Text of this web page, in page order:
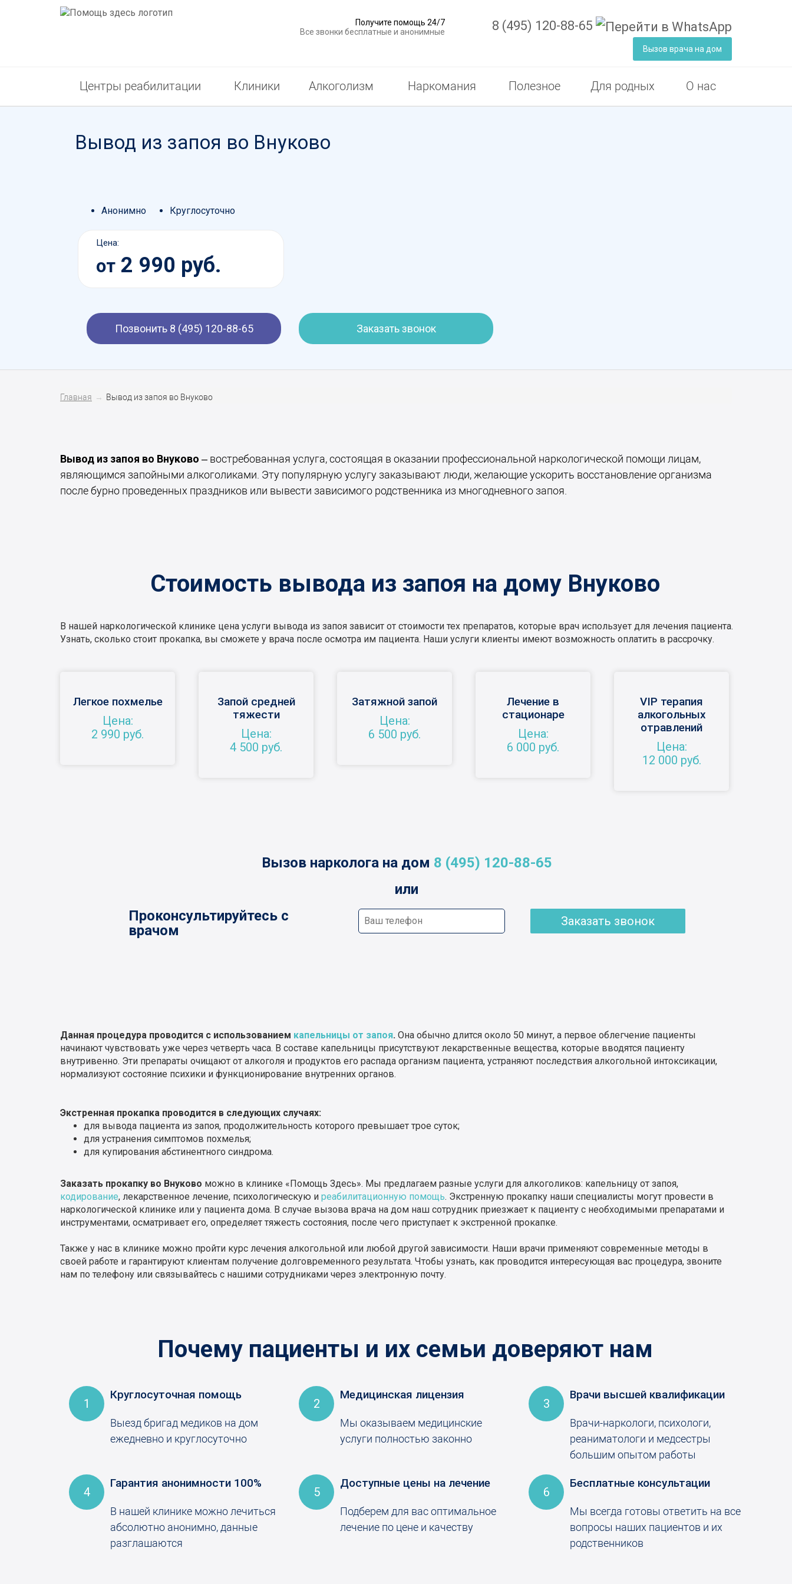
Получите помощь 24/7
Все звонки бесплатные и анонимные
8 (495) 120-88-65
Вызов врача на дом
Центры реабилитации Клиники Алкоголизм Наркомания Полезное Для родных О нас
Вывод из запоя во Внуково
Анонимно Круглосуточно
Цена:
от 2 990 руб.
Позвонить 8 (495) 120-88-65 Заказать звонок
Главная Вывод из запоя во Внуково
Вывод из запоя во Внуково – востребованная услуга, состоящая в оказании профессиональной наркологической помощи лицам,
являющимся запойными алкоголиками. Эту популярную услугу заказывают люди, желающие ускорить восстановление организма
после бурно проведенных праздников или вывести зависимого родственника из многодневного запоя.
Стоимость вывода из запоя на дому Внуково
В нашей наркологической клинике цена услуги вывода из запоя зависит от стоимости тех препаратов, которые врач использует для лечения пациента.
Узнать, сколько стоит прокапка, вы сможете у врача после осмотра им пациента. Наши услуги клиенты имеют возможность оплатить в рассрочку.
Легкое похмелье
Цена:
2 990 руб.
Запой средней
тяжести
Цена:
4 500 руб.
Затяжной запой
Цена:
6 500 руб.
Лечение в
стационаре
Цена:
6 000 руб.
VIP терапия
алкогольных
отравлений
Цена:
12 000 руб.
Вызов нарколога на дом 8 (495) 120-88-65
или
Проконсультируйтесь с
врачом
Заказать звонок
Данная процедура проводится с использованием капельницы от запоя. Она обычно длится около 50 минут, а первое облегчение пациенты
начинают чувствовать уже через четверть часа. В составе капельницы присутствуют лекарственные вещества, которые вводятся пациенту
внутривенно. Эти препараты очищают от алкоголя и продуктов его распада организм пациента, устраняют последствия алкогольной интоксикации,
нормализуют состояние психики и функционирование внутренних органов.
Экстренная прокапка проводится в следующих случаях:
для вывода пациента из запоя, продолжительность которого превышает трое суток;
для устранения симптомов похмелья;
для купирования абстинентного синдрома.
Заказать прокапку во Внуково можно в клинике «Помощь Здесь». Мы предлагаем разные услуги для алкоголиков: капельницу от запоя,
кодирование, лекарственное лечение, психологическую и реабилитационную помощь. Экстренную прокапку наши специалисты могут провести в
наркологической клинике или у пациента дома. В случае вызова врача на дом наш сотрудник приезжает к пациенту с необходимыми препаратами и
инструментами, осматривает его, определяет тяжесть состояния, после чего приступает к экстренной прокапке.
Также у нас в клинике можно пройти курс лечения алкогольной или любой другой зависимости. Наши врачи применяют современные методы в
своей работе и гарантируют клиентам получение долговременного результата. Чтобы узнать, как проводится интересующая вас процедура, звоните
нам по телефону или связывайтесь с нашими сотрудниками через электронную почту.
Почему пациенты и их семьи доверяют нам
1
Круглосуточная помощь
Выезд бригад медиков на дом
ежедневно и круглосуточно
2
Медицинская лицензия
Мы оказываем медицинские
услуги полностью законно
3
Врачи высшей квалификации
Врачи-наркологи, психологи,
реаниматологи и медсестры
большим опытом работы
4
Гарантия анонимности 100%
В нашей клинике можно лечиться
абсолютно анонимно, данные
разглашаются
5
Доступные цены на лечение
Подберем для вас оптимальное
лечение по цене и качеству
6
Бесплатные консультации
Мы всегда готовы ответить на все
вопросы наших пациентов и их
родственников